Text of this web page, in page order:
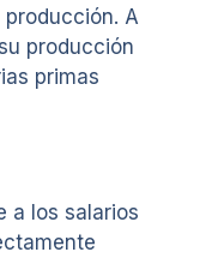
A
producción
primas
a los salarios